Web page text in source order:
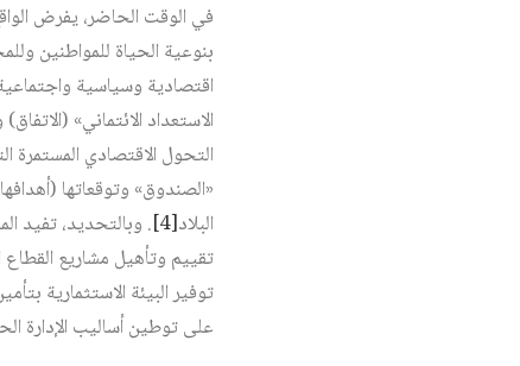
في الوقت الحاضر، يفرض
بنوعية الحياة للمواطنين
اقتصادية وسياسية
الاستعداد الائتماني»
البلاد‏[4]
. وبالتحديد، تفيد
تقييم وتأهيل مشاريع
توفير البيئة الاستثمارية
على توطين أساليب الإدارة